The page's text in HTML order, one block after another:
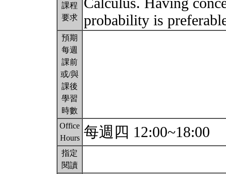
課程
要求
probability is
預期
每週
課前
或/與
課後
學習
時數
Office
Hours 每週四 12:00~18:00
指定
閱讀